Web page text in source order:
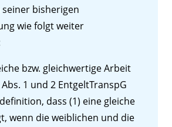
bisherigen
wie folgt weiter
bzw. gleichwertige Arbeit
1 und 2 EntgeltTranspG
dass (1) eine gleiche
wenn die weiblichen und die